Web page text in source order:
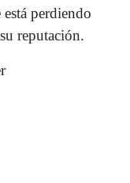
perdiendo
reputación.